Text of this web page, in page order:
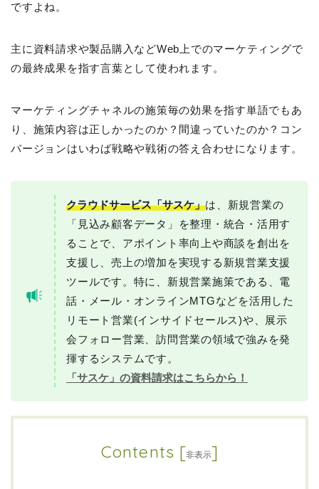
ですよね。
主に資料請求や製品購入などWeb上でのマーケティングで
の最終成果を指す言葉として使われます。
マーケティングチャネルの施策毎の効果を指す単語でもあ
り、施策内容は正しかったのか？間違っていたのか？コン
バージョンはいわば戦略や戦術の答え合わせになります。
クラウドサービス「サスケ」は、新規営業の
「見込み顧客データ」を整理・統合・活用す
ることで、アポイント率向上や商談を創出を
支援し、売上の増加を実現する新規営業支援
ツールです。特に、新規営業施策である、電
話・メール・オンラインMTGなどを活用した
リモート営業(インサイドセールス)や、展示
会フォロー営業、訪問営業の領域で強みを発
揮するシステムです。
「サスケ」の資料請求はこちらから！
Contents [非表示]